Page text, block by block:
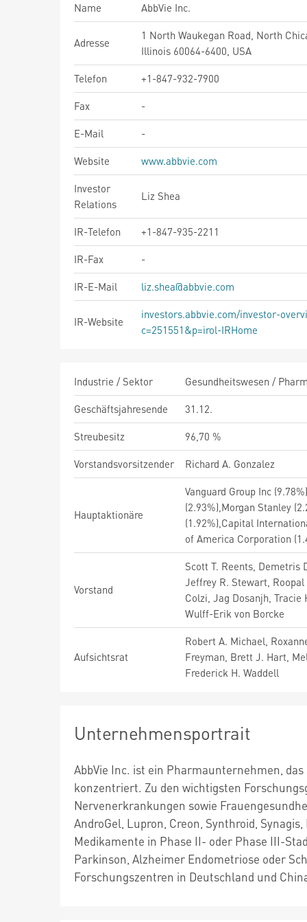
Name AbbVie Inc.
Adresse
1 North Waukegan Road, North
Illinois 60064-6400, USA
Telefon
+1-847-932-7900
Fax
-
E-Mail
-
Website
www.abbvie.com
Investor
Relations
Liz Shea
IR-Telefon
+1-847-935-2211
IR-Fax
-
IR-E-Mail
liz.shea@abbvie.com
IR-Website
investors.abbvie.com/investor-
c=251551&p=irol-IRHome
Industrie / Sektor
Gesundheitswesen /
Geschäftsjahresende
31.12.
Streubesitz
96,70 %
Vorstandsvorsitzender
Richard A. Gonzalez
Hauptaktionäre
Vanguard Group Inc
(2.93%),Morgan Stanley
(1.92%),Capital
of America Corporation
Vorstand
Scott T. Reents, Demetris
Jeffrey R. Stewart,
Colzi, Jag Dosanjh, Tracie
Wulff-Erik von Borcke
Aufsichtsrat
Robert A. Michael,
Freyman, Brett J. Hart,
Frederick H. Waddell
Unternehmensportrait
AbbVie Inc. ist ein Pharmaunternehmen,
konzentriert. Zu den wichtigsten
Nervenerkrankungen sowie
AndroGel, Lupron, Creon, Synthroid,
Medikamente in Phase II- oder Phase III-
Parkinson, Alzheimer Endometriose oder
Forschungszentren in Deutschland und